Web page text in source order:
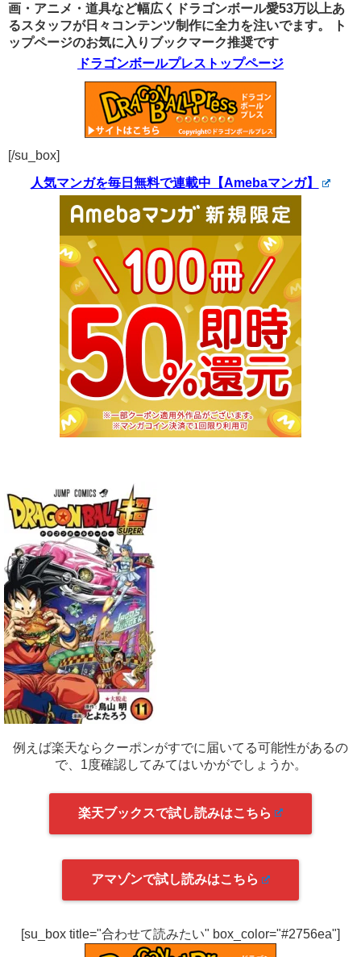
画・アニメ・道具など幅広くドラゴンボール愛53万以上あ
るスタッフが日々コンテンツ制作に全力を注いでます。
ト
ップページのお気に入りブックマーク推奨です
ドラゴンボールプレストップページ
[/su_box]
人気マンガを毎日無料で連載中【Amebaマンガ】
例えば楽天ならクーポンがすでに届いてる可能性があるの
で、1度確認してみてはいかがでしょうか。
楽天ブックスで試し読みはこちら
アマゾンで試し読みはこちら
[su_box title="合わせて読みたい" box_color="#2756ea"]